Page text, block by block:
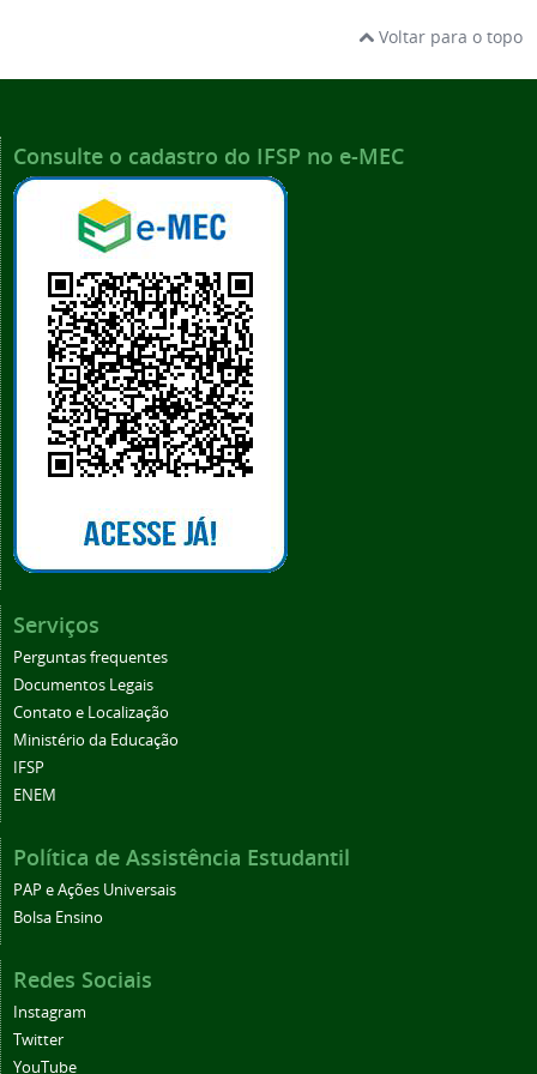
Voltar para o topo
Consulte o cadastro do IFSP no e-MEC
Serviços
Perguntas frequentes
Documentos Legais
Contato e Localização
Ministério da Educação
IFSP
ENEM
Política de Assistência Estudantil
PAP e Ações Universais
Bolsa Ensino
Redes Sociais
Instagram
Twitter
YouTube